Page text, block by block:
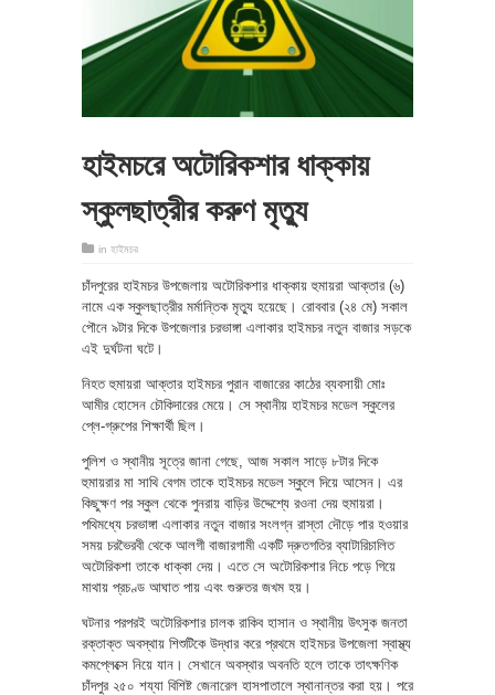
হাইমচরে অটোরিকশার ধাক্কায়
স্কুলছাত্রীর করুণ মৃত্যু
in হাইমচর
​চাঁদপুরের হাইমচর উপজেলায় অটোরিকশার ধাক্কায় হুমায়রা আক্তার (৬)
নামে এক স্কুলছাত্রীর মর্মান্তিক মৃত্যু হয়েছে। রোববার (২৪ মে) সকাল
পৌনে ৯টার দিকে উপজেলার চরভাঙ্গা এলাকার হাইমচর নতুন বাজার সড়কে
এই দুর্ঘটনা ঘটে।
​নিহত হুমায়রা আক্তার হাইমচর পুরান বাজারের কাঠের ব্যবসায়ী মোঃ
আমীর হোসেন চৌকিদারের মেয়ে। সে স্থানীয় হাইমচর মডেল স্কুলের
প্লে-গ্রুপের শিক্ষার্থী ছিল।
​পুলিশ ও স্থানীয় সূত্রে জানা গেছে, আজ সকাল সাড়ে ৮টার দিকে
হুমায়রার মা সাথি বেগম তাকে হাইমচর মডেল স্কুলে দিয়ে আসেন। এর
কিছুক্ষণ পর স্কুল থেকে পুনরায় বাড়ির উদ্দেশ্যে রওনা দেয় হুমায়রা।
পথিমধ্যে চরভাঙ্গা এলাকার নতুন বাজার সংলগ্ন রাস্তা দৌড়ে পার হওয়ার
সময় চরভৈরবী থেকে আলগী বাজারগামী একটি দ্রুতগতির ব্যাটারিচালিত
অটোরিকশা তাকে ধাক্কা দেয়। এতে সে অটোরিকশার নিচে পড়ে গিয়ে
মাথায় প্রচণ্ড আঘাত পায় এবং গুরুতর জখম হয়।
​ঘটনার পরপরই অটোরিকশার চালক রাকিব হাসান ও স্থানীয় উৎসুক জনতা
রক্তাক্ত অবস্থায় শিশুটিকে উদ্ধার করে প্রথমে হাইমচর উপজেলা স্বাস্থ্য
কমপ্লেক্সে নিয়ে যান। সেখানে অবস্থার অবনতি হলে তাকে তাৎক্ষণিক
চাঁদপুর ২৫০ শয্যা বিশিষ্ট জেনারেল হাসপাতালে স্থানান্তর করা হয়। পরে